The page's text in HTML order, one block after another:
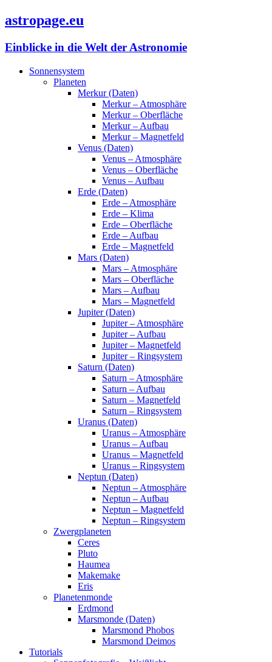
astropage.eu
Einblicke in die Welt der Astronomie
Sonnensystem
Planeten
Merkur (Daten)
Merkur – Atmosphäre
Merkur – Oberfläche
Merkur – Aufbau
Merkur – Magnetfeld
Venus (Daten)
Venus – Atmosphäre
Venus – Oberfläche
Venus – Aufbau
Erde (Daten)
Erde – Atmosphäre
Erde – Klima
Erde – Oberfläche
Erde – Aufbau
Erde – Magnetfeld
Mars (Daten)
Mars – Atmosphäre
Mars – Oberfläche
Mars – Aufbau
Mars – Magnetfeld
Jupiter (Daten)
Jupiter – Atmosphäre
Jupiter – Aufbau
Jupiter – Magnetfeld
Jupiter – Ringsystem
Saturn (Daten)
Saturn – Atmosphäre
Saturn – Aufbau
Saturn – Magnetfeld
Saturn – Ringsystem
Uranus (Daten)
Uranus – Atmosphäre
Uranus – Aufbau
Uranus – Magnetfeld
Uranus – Ringsystem
Neptun (Daten)
Neptun – Atmosphäre
Neptun – Aufbau
Neptun – Magnetfeld
Neptun – Ringsystem
Zwergplaneten
Ceres
Pluto
Haumea
Makemake
Eris
Planetenmonde
Erdmond
Marsmonde (Daten)
Marsmond Phobos
Marsmond Deimos
Tutorials